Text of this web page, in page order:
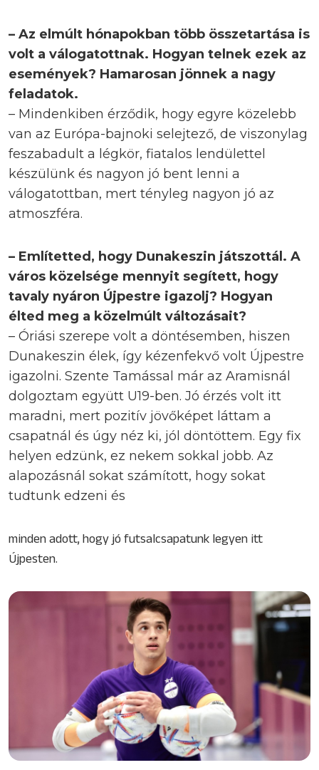
– Az elmúlt hónapokban több összetartása is
volt a válogatottnak. Hogyan telnek ezek az
események? Hamarosan jönnek a nagy
feladatok.
– Mindenkiben érződik, hogy egyre közelebb
van az Európa-bajnoki selejtező, de viszonylag
feszabadult a légkör, fiatalos lendülettel
készülünk és nagyon jó bent lenni a
válogatottban, mert tényleg nagyon jó az
atmoszféra.
– Említetted, hogy Dunakeszin játszottál. A
város közelsége mennyit segített, hogy
tavaly nyáron Újpestre igazolj? Hogyan
élted meg a közelmúlt változásait?
– Óriási szerepe volt a döntésemben, hiszen
Dunakeszin élek, így kézenfekvő volt Újpestre
igazolni. Szente Tamással már az Aramisnál
dolgoztam együtt U19-ben. Jó érzés volt itt
maradni, mert pozitív jövőképet láttam a
csapatnál és úgy néz ki, jól döntöttem. Egy fix
helyen edzünk, ez nekem sokkal jobb. Az
alapozásnál sokat számított, hogy sokat
tudtunk edzeni és
minden adott, hogy jó futsalcsapatunk legyen itt
Újpesten.